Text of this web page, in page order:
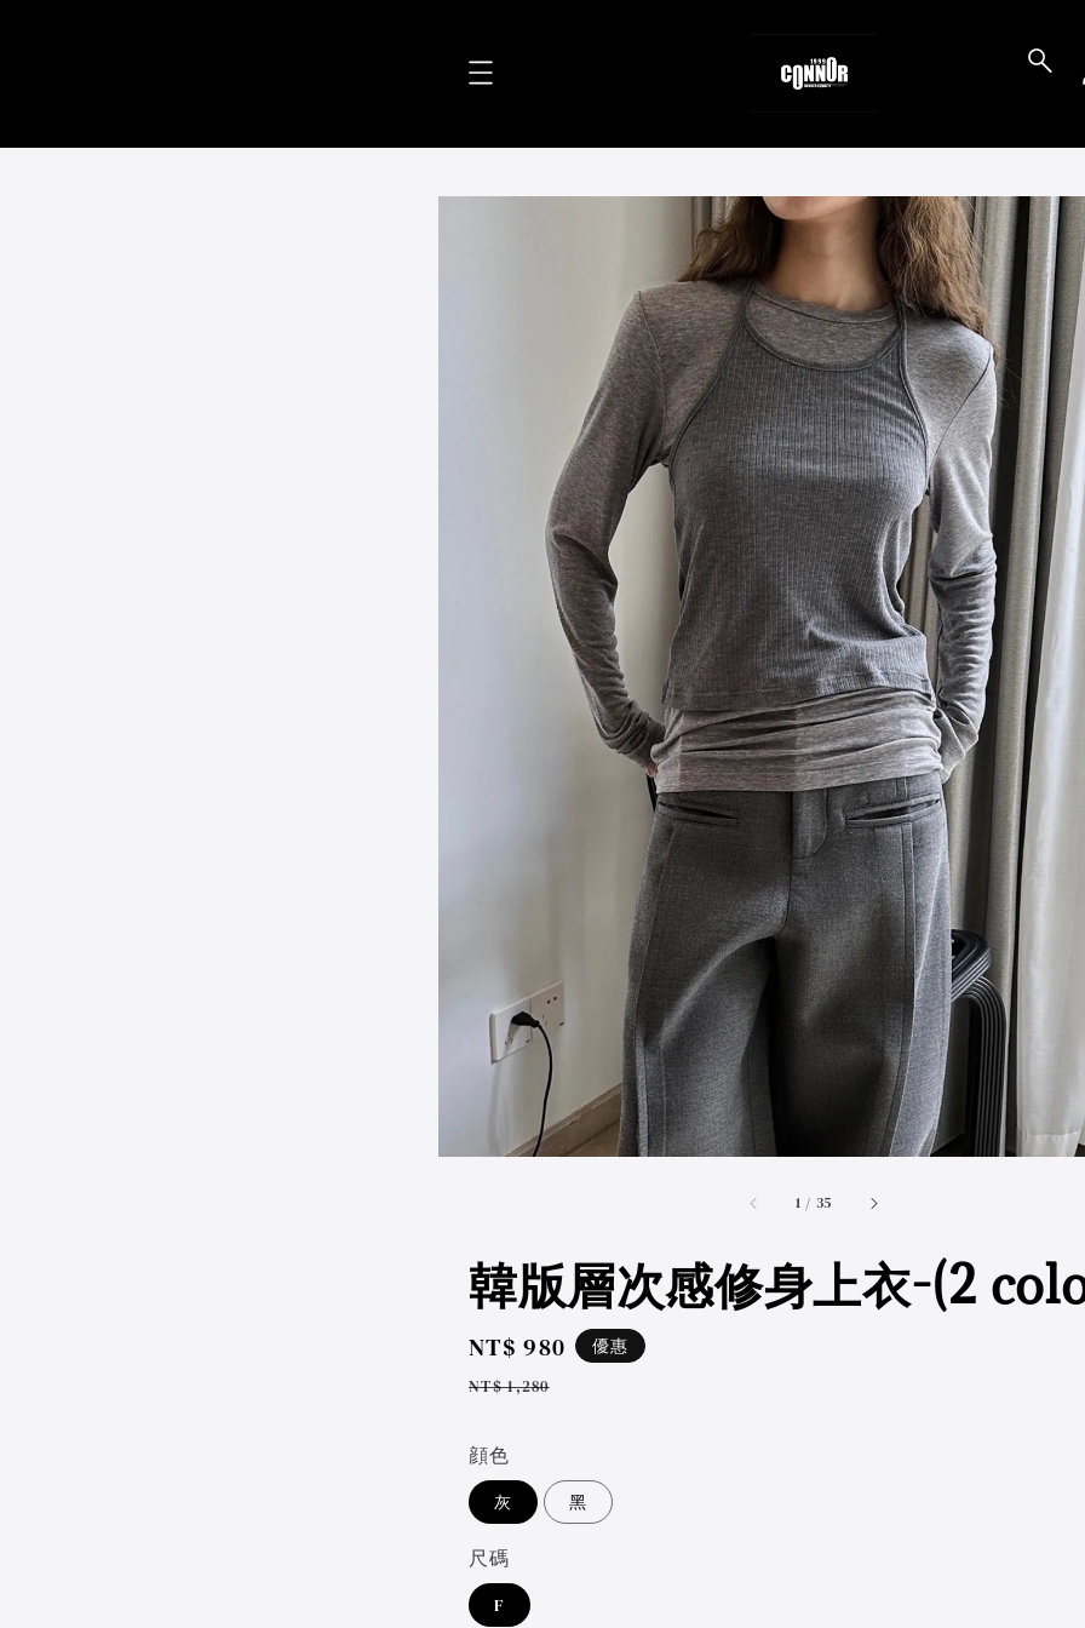
1 / accessibility.of
35
韓版層次感修身上衣-(2
Sale
price
NT$ 980
Regular
NT$ 1,280
優惠
顔色
灰 黑
尺碼
F